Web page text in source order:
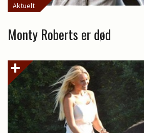
Aktuelt
Monty Roberts er død